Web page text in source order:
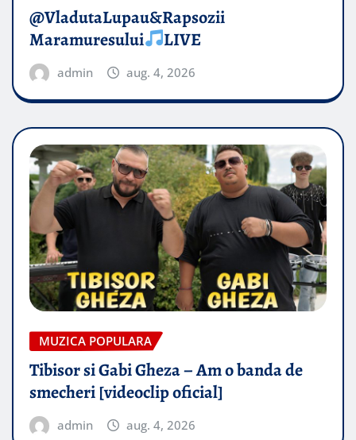
@VladutaLupau&Rapsozii
Maramuresului
LIVE
admin aug. 4, 2026
MUZICA POPULARA
Tibisor si Gabi Gheza – Am o banda de
smecheri [videoclip oficial]
admin aug. 4, 2026